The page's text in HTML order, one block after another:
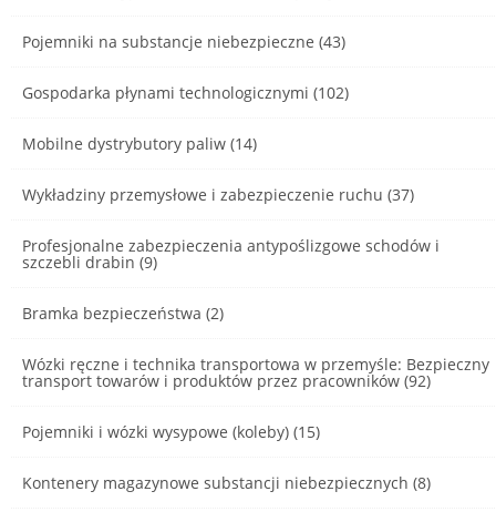
Pojemniki na substancje niebezpieczne (43)
Gospodarka płynami technologicznymi (102)
Mobilne dystrybutory paliw (14)
Wykładziny przemysłowe i zabezpieczenie ruchu (37)
Profesjonalne zabezpieczenia antypoślizgowe schodów i
szczebli drabin (9)
Bramka bezpieczeństwa (2)
Wózki ręczne i technika transportowa w przemyśle: Bezpieczny
transport towarów i produktów przez pracowników (92)
Pojemniki i wózki wysypowe (koleby) (15)
Kontenery magazynowe substancji niebezpiecznych (8)